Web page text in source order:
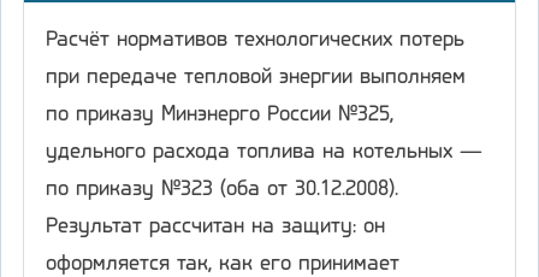
Расчёт нормативов технологических потерь
при передаче тепловой энергии выполняем
по приказу Минэнерго России №325,
удельного расхода топлива на котельных —
по приказу №323 (оба от 30.12.2008).
Результат рассчитан на защиту: он
оформляется так, как его принимает